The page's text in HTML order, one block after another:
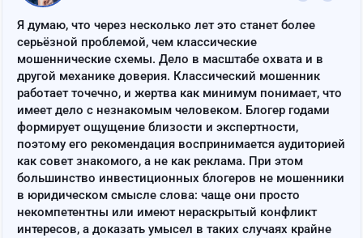
Я думаю, что через несколько лет это станет более
серьёзной проблемой, чем классические
мошеннические схемы. Дело в масштабе охвата и в
другой механике доверия. Классический мошенник
работает точечно, и жертва как минимум понимает, что
имеет дело с незнакомым человеком. Блогер годами
формирует ощущение близости и экспертности,
поэтому его рекомендация воспринимается аудиторией
как совет знакомого, а не как реклама. При этом
большинство инвестиционных блогеров не мошенники
в юридическом смысле слова: чаще они просто
некомпетентны или имеют нераскрытый конфликт
интересов, а доказать умысел в таких случаях крайне